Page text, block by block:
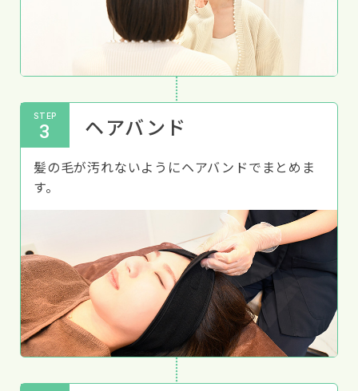
STEP
3 ヘアバンド
髪の毛が汚れないようにヘアバンドでまとめま
す。